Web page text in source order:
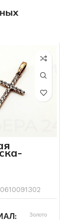
с
585
0610091302
Золото